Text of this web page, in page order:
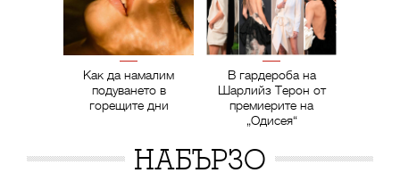
Как да намалим
подуването в
горещите дни
В гардероба на
Шарлийз Терон от
премиерите на
„Одисея“
НАБЪРЗО